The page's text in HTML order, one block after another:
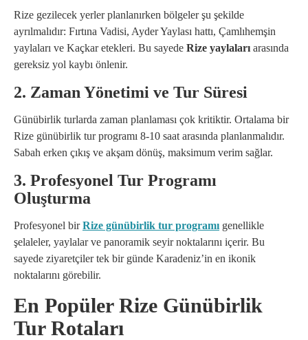
Rize gezilecek yerler planlanırken bölgeler şu şekilde
ayrılmalıdır: Fırtına Vadisi, Ayder Yaylası hattı, Çamlıhemşin
yaylaları ve Kaçkar etekleri. Bu sayede Rize yaylaları arasında
gereksiz yol kaybı önlenir.
2. Zaman Yönetimi ve Tur Süresi
Günübirlik turlarda zaman planlaması çok kritiktir. Ortalama bir
Rize günübirlik tur programı 8-10 saat arasında planlanmalıdır.
Sabah erken çıkış ve akşam dönüş, maksimum verim sağlar.
3. Profesyonel Tur Programı
Oluşturma
Profesyonel birRize günübirlik tur programı genellikle
şelaleler, yaylalar ve panoramik seyir noktalarını içerir. Bu
sayede ziyaretçiler tek bir günde Karadeniz’in en ikonik
noktalarını görebilir.
En Popüler Rize Günübirlik
Tur Rotaları